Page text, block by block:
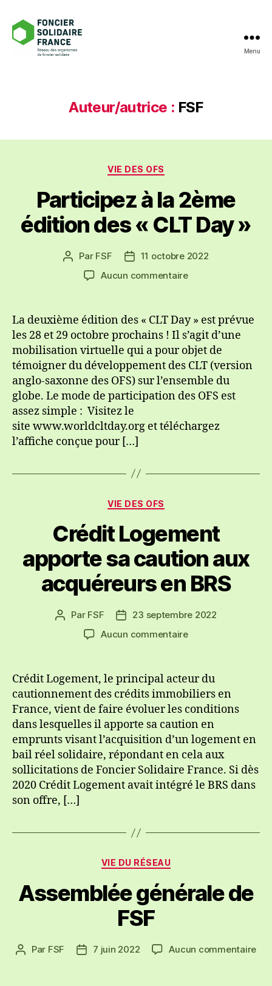
Menu
Auteur/autrice : FSF
Catégories
VIE DES OFS
Participez à la 2ème
édition des « CLT Day »
Auteur
l’article
Par FSF
Date11 octobre 2022
Aucun commentairesur
2ème
édition
des
« CLT
Day »
La deuxième édition des « CLT Day » est prévue
les 28 et 29 octobre prochains ! Il s’agit d’une
mobilisation virtuelle qui a pour objet de
témoigner du développement des CLT (version
anglo-saxonne des OFS) sur l’ensemble du
globe. Le mode de participation des OFS est
assez simple : Visitez le
site www.worldcltday.org et téléchargez
l’affiche conçue pour […]
Catégories
VIE DES OFS
Crédit Logement
apporte sa caution aux
acquéreurs en BRS
Auteur
l’article
Par FSF
Date23 septembre 2022
Aucun commentairesur
apporte
sa
caution
aux
acquéreurs
en
BRS
Crédit Logement, le principal acteur du
cautionnement des crédits immobiliers en
France, vient de faire évoluer les conditions
dans lesquelles il apporte sa caution en
emprunts visant l’acquisition d’un logement en
bail réel solidaire, répondant en cela aux
sollicitations de Foncier Solidaire France. Si dès
2020 Crédit Logement avait intégré le BRS dans
son offre, […]
Catégories
VIE DU RÉSEAU
Assemblée générale de
FSF
Auteur
Par FSF
Date7 juin 2022 Aucun commentairesur